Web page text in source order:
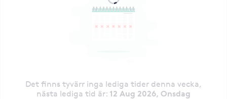
Det finns tyvärr inga lediga tider denna vecka,
nästa lediga tid är: 12 Aug 2026, Onsdag